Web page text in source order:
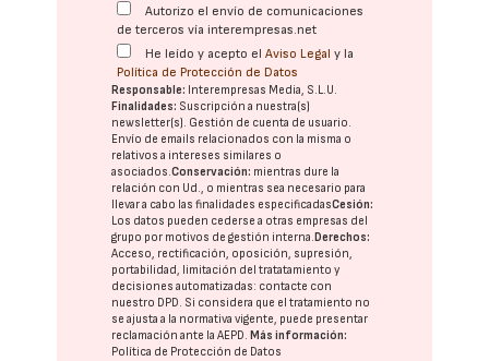
Autorizo el envío de comunicaciones
de terceros vía interempresas.net
He leído y acepto elAviso Legal y la
Política de Protección de Datos
Responsable: Interempresas Media, S.L.U.
Finalidades: Suscripción a nuestra(s)
newsletter(s). Gestión de cuenta de usuario.
Envío de emails relacionados con la misma o
relativos a intereses similares o
asociados.Conservación: mientras dure la
relación con Ud., o mientras sea necesario para
llevar a cabo las finalidades especificadasCesión:
Los datos pueden cederse a otras empresas del
grupo por motivos de gestión interna. Derechos:
Acceso, rectificación, oposición, supresión,
portabilidad, limitación del tratatamiento y
decisiones automatizadas: contacte con
nuestro DPD. Si considera que el tratamiento no
se ajusta a la normativa vigente, puede presentar
reclamación ante laAEPD. Más información:
Política de Protección de Datos